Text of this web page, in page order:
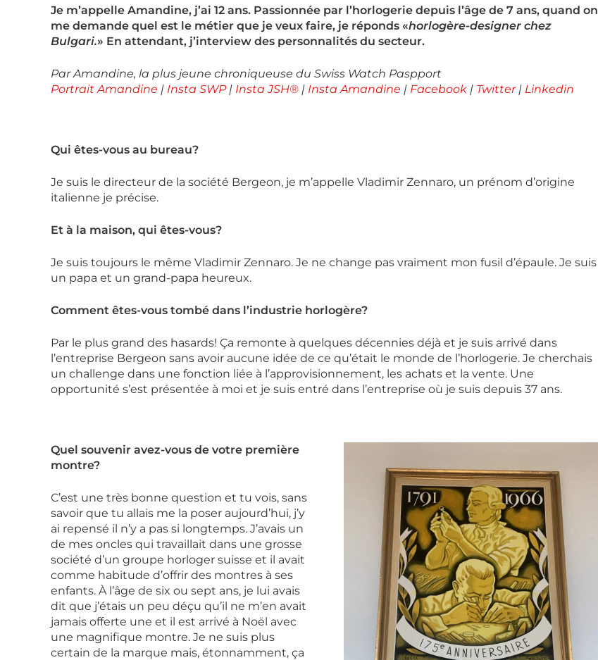
Je m’appelle Amandine, j’ai 12 ans. Passionnée par l’horlogerie depuis l’âge de 7 ans, quand on
me demande quel est le métier que je veux faire, je réponds «horlogère-designer chez
Bulgari.» En attendant, j’interview des personnalités du secteur.
Par Amandine, la plus jeune chroniqueuse du Swiss Watch Paspport
Portrait Amandine | Insta SWP| Insta JSH® | Insta Amandine | Facebook | Twitter| Linkedin
Qui êtes-vous au bureau?
Je suis le directeur de la société Bergeon, je m’appelle Vladimir Zennaro, un prénom d’origine
italienne je précise.
Et à la maison, qui êtes-vous?
Je suis toujours le même Vladimir Zennaro. Je ne change pas vraiment mon fusil d’épaule. Je suis
un papa et un grand-papa heureux.
Comment êtes-vous tombé dans l’industrie horlogère?
Par le plus grand des hasards! Ça remonte à quelques décennies déjà et je suis arrivé dans
l’entreprise Bergeon sans avoir aucune idée de ce qu’était le monde de l’horlogerie. Je cherchais
un challenge dans une fonction liée à l’approvisionnement, les achats et la vente. Une
opportunité s’est présentée à moi et je suis entré dans l’entreprise où je suis depuis 37 ans.
Quel souvenir avez-vous de votre première
montre?
C’est une très bonne question et tu vois, sans
savoir que tu allais me la poser aujourd’hui, j’y
ai repensé il n’y a pas si longtemps. J’avais un
de mes oncles qui travaillait dans une grosse
société d’un groupe horloger suisse et il avait
comme habitude d’offrir des montres à ses
enfants. À l’âge de six ou sept ans, je lui avais
dit que j’étais un peu déçu qu’il ne m’en avait
jamais offerte une et il est arrivé à Noël avec
une magnifique montre. Je ne suis plus
certain de la marque mais, étonnamment, ça